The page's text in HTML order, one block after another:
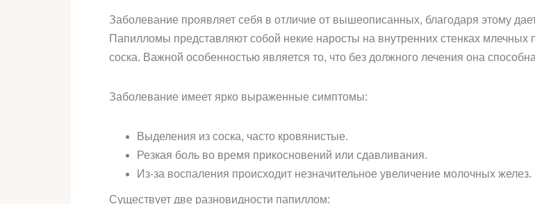
Заболевание проявляет себя в отличие от вышеописанных, благодаря этому
Папилломы представляют собой некие наросты на внутренних стенках
соска. Важной особенностью является то, что без должного лечения она
Заболевание имеет ярко выраженные симптомы:
Выделения из соска, часто кровянистые.
Резкая боль во время прикосновений или сдавливания.
Из-за воспаления происходит незначительное увеличение молочных желез.
Существует две разновидности папиллом: